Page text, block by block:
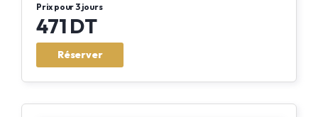
Prix pour 3 jours
471 DT
Réserver